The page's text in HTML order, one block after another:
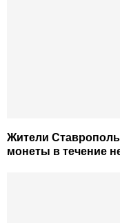
Жители
монеты в течение